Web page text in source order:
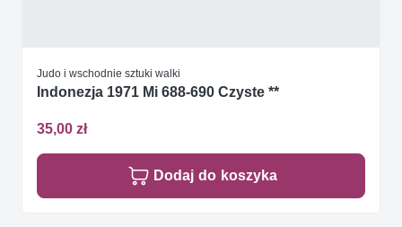
Judo i wschodnie sztuki walki
Indonezja 1971 Mi 688-690 Czyste **
35,00 zł
Dodaj do koszyka